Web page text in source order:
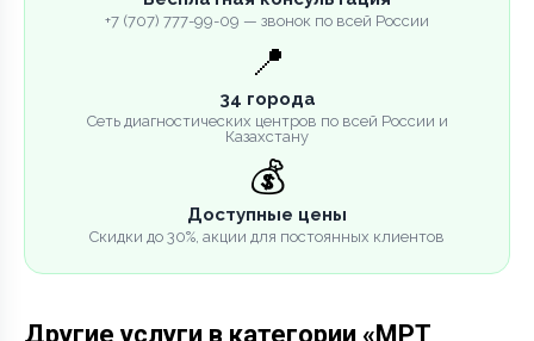
+7 (707) 777-99-09 — звонок по всей России
📍
34 города
Сеть диагностических центров по всей России и
Казахстану
💰
Доступные цены
Скидки до 30%, акции для постоянных клиентов
Другие услуги в категории «МРТ